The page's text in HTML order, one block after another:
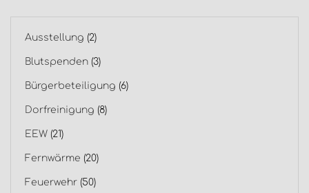
Ausstellung (2)
Blutspenden (3)
Bürgerbeteiligung (6)
Dorfreinigung (8)
EEW (21)
Fernwärme (20)
Feuerwehr (50)